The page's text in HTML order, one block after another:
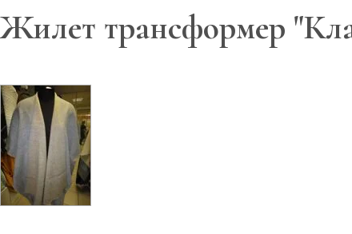
Жилет трансформер